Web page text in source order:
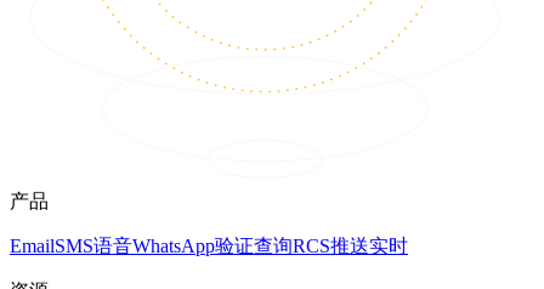
产品
EmailSMS语音WhatsApp验证查询RCS推送实时